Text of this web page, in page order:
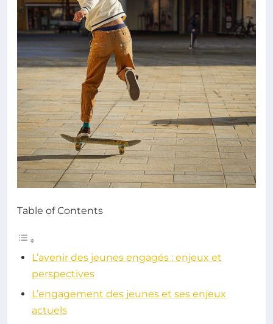
Table of Contents
L’avenir des jeunes engagés : enjeux et
perspectives
L’engagement des jeunes et ses enjeux
actuels